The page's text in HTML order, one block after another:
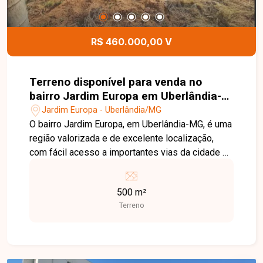
detalhes deste imóvel.
R$ 460.000,00 V
Terreno disponível para venda no
bairro Jardim Europa em Uberlândia-
MGJardim Europa - Uberlândia/MG
O bairro Jardim Europa, em Uberlândia-MG, é uma
região valorizada e de excelente localização,
com fácil acesso a importantes vias da cidade e
instituições de ensino. A área oferece
infraestrutura e praticidade para quem busca
tranquilidade para morar, além de boas
500 m²
Terreno